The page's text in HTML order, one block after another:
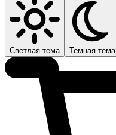
Светлая тема Темная тема